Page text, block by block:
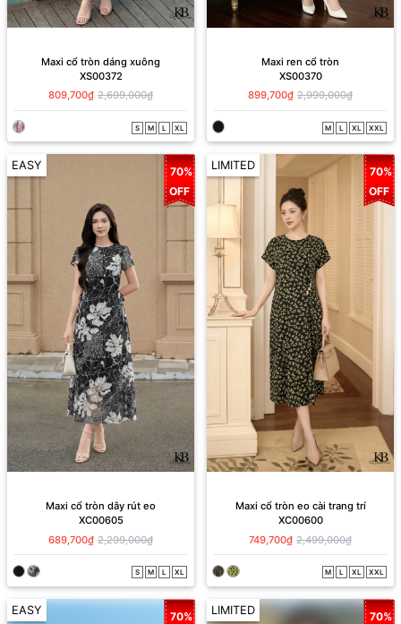
Maxi cổ tròn dáng xuông
XS00372
809,700₫ 2,699,000₫
S M L XL
Maxi ren cổ tròn
XS00370
899,700₫ 2,999,000₫
M L XL XXL
EASY
70%
OFF
Maxi cổ tròn dây rút eo
XC00605
689,700₫ 2,299,000₫
S M L XL
LIMITED
70%
OFF
Maxi cổ tròn eo cài trang trí
XC00600
749,700₫ 2,499,000₫
M L XL XXL
EASY
70%
LIMITED
70%